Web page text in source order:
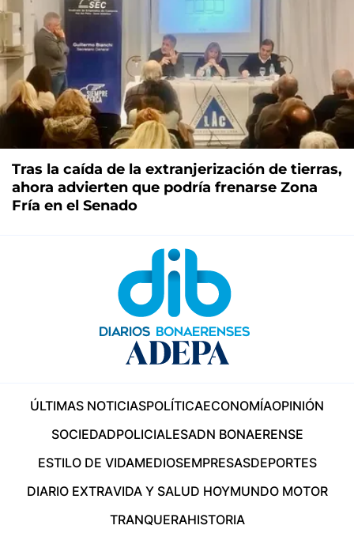
Tras la caída de la extranjerización de tierras,
ahora advierten que podría frenarse Zona
Fría en el Senado
ÚLTIMAS NOTICIASPOLÍTICAECONOMÍAOPINIÓN
SOCIEDADPOLICIALESADN BONAERENSE
ESTILO DE VIDAMEDIOSEMPRESASDEPORTES
DIARIO EXTRAVIDA Y SALUD HOYMUNDO MOTOR
TRANQUERAHISTORIA